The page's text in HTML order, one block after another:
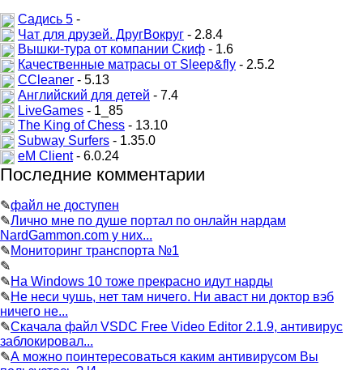
Садись 5 -
Чат для друзей. ДругВокруг - 2.8.4
Вышки-тура от компании Скиф - 1.6
Качественные матрасы от Sleep&fly - 2.5.2
CCleaner - 5.13
Английский для детей - 7.4
LiveGames - 1_85
The King of Chess - 13.10
Subway Surfers - 1.35.0
eM Client- 6.0.24
Последние комментарии
✎файл не доступен
✎Лично мне по душе портал по онлайн нардам
NardGammon.com у них...
✎Мониторинг транспорта №1
✎
✎На Windows 10 тоже прекрасно идут нарды
✎Не неси чушь, нет там ничего. Ни аваст ни доктор вэб
ничего не...
✎Скачала файл VSDC Free Video Editor 2.1.9, антивирус
заблокировал...
✎А можно поинтересоваться каким антивирусом Вы